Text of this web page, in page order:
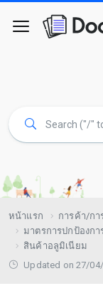
หน้าแรก
การค้า/กา
มาตรการปกป้องกา
สินค้าอลูมิเนียม
Updated on 27/